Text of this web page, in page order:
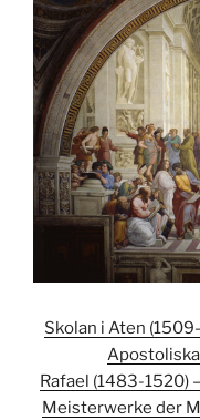
Skolan i Aten
Rafael (1483-1520)
Meisterwerke der